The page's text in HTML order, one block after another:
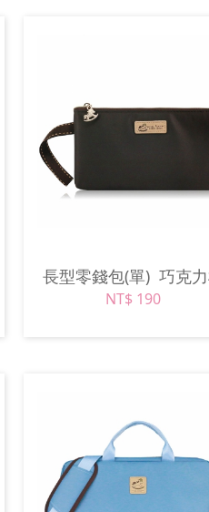
長型零錢包(單) 巧克
NT$ 190